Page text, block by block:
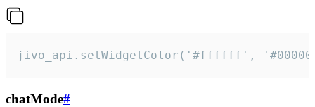
jivo_api.setWidgetColor('#ffffff',
chatMode#